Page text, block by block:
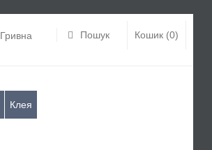
Гривна Пошук Кошик (0)
Клея